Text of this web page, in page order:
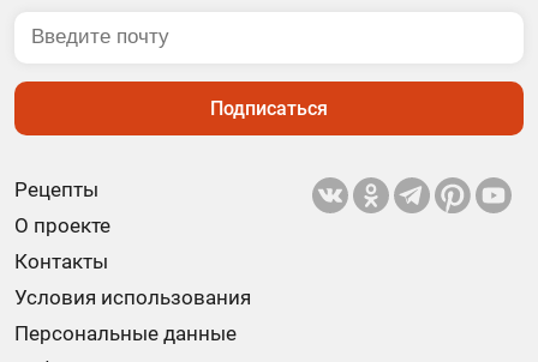
Рецепты
О проекте
Контакты
Условия использования
Персональные данные
Подписаться